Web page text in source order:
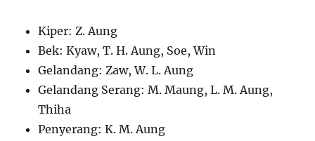
Kiper: Z. Aung
Bek: Kyaw, T. H. Aung, Soe, Win
Gelandang: Zaw, W. L. Aung
Gelandang Serang: M. Maung, L. M. Aung,
Thiha
Penyerang: K. M. Aung